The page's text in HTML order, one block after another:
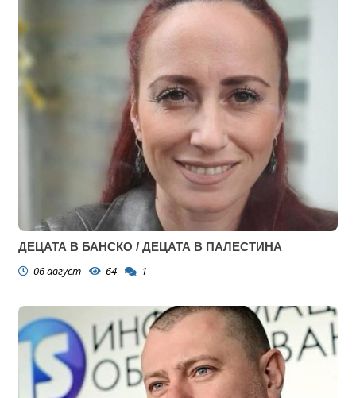
ДЕЦАТА В БАНСКО / ДЕЦАТА В ПАЛЕСТИНА
06 август 64 1